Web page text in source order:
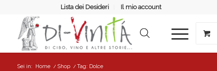
Lista dei Desideri Il mio account
Sei in: Home / Shop / Tag: Dolce